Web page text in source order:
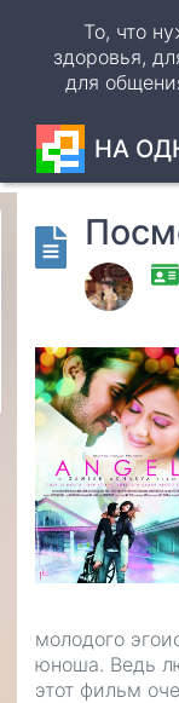
основному
содержанию
То, что
здоровья,
для
НА
молодого
юноша. Ведь
этот фильм